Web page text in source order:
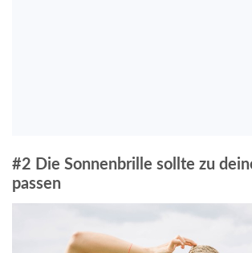
#2 Die Sonnenbrille sollte zu
passen